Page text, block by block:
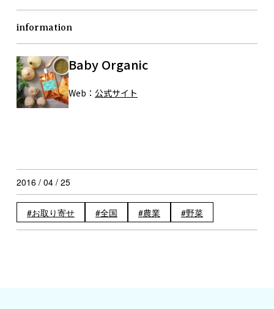
information
Baby Organic
Web： 公式サイト
2016 / 04 / 25
お取り寄せ 全国 農業 野菜